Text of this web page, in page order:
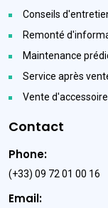
Conseils
Remonté
Maintenance
Service après
Vente
Contact
Phone:
(+33) 09 72 01 00 16
Email: